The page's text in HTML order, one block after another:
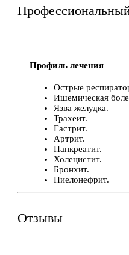
Профиль лечения
Острые
Ишемическая
Язва желудка.
Трахеит.
Гастрит.
Артрит.
Панкреатит.
Холецистит.
Бронхит.
Пиелонефрит.
и другие
Отзывы